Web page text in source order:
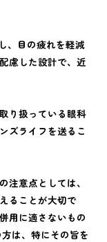
、目の疲れを軽減
慮した設計で、近
り扱っている眼科
ズライフを送るこ
注意点としては、
ることが大切で
用に適さないもの
は、特にその旨を